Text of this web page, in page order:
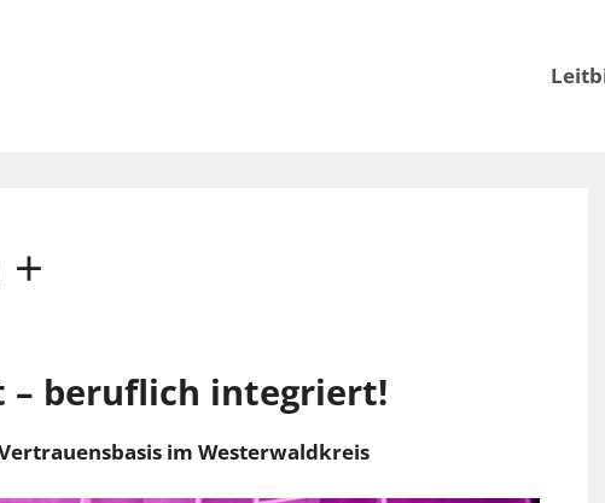
– beruflich integriert!
im Westerwaldkreis